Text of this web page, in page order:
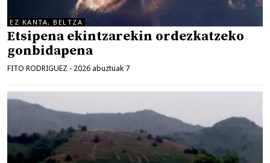
EZ KANTA, BELTZA
Etsipena ekintzarekin ordezkatzeko
gonbidapena
FITO RODRIGUEZ - 2026 abuztuak 7